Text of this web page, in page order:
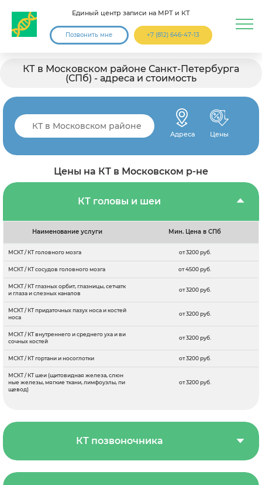
Единый центр записи на МРТ и КТ
Позвонить мне +7 (812) 646-47-13
КТ в Московском районе Санкт-Петербурга
(СПб) - адреса и стоимость
Адреса Цены
Цены на КТ в Московском р-не
КТ головы и шеи
Наименование услуги Мин. Цена в СПб
МСКТ / КТ головного мозга от 3200 руб.
МСКТ / КТ сосудов головного мозга от 4500 руб.
МСКТ / КТ глазных орбит, глазницы, сетчатк
и глаза и слезных каналов
от 3200 руб.
МСКТ / КТ придаточных пазух носа и костей
носа
от 3200 руб.
МСКТ / КТ внутреннего и среднего уха и ви
сочных костей
от 3200 руб.
МСКТ / КТ гортани и носоглотки от 3200 руб.
МСКТ / КТ шеи (щитовидная железа, слюн
ные железы, мягкие ткани, лимфоузлы, пи
щевод)
от 3200 руб.
КТ позвоночника